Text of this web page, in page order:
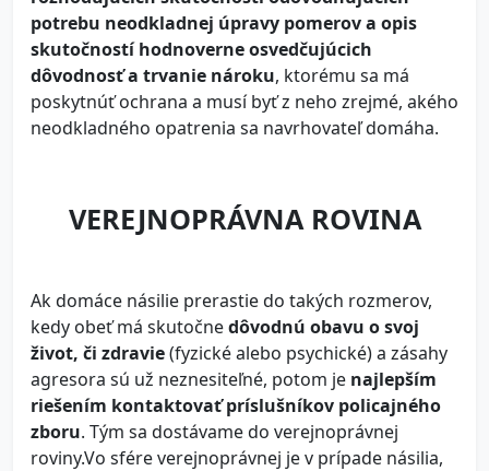
potrebu neodkladnej úpravy pomerov a opis
skutočností hodnoverne osvedčujúcich
dôvodnosť a trvanie nároku, ktorému sa má
poskytnúť ochrana a musí byť z neho zrejmé, akého
neodkladného opatrenia sa navrhovateľ domáha.
VEREJNOPRÁVNA ROVINA
Ak domáce násilie prerastie do takých rozmerov,
kedy obeť má skutočnedôvodnú obavu o svoj
život, či zdravie(fyzické alebo psychické) a zásahy
agresora sú už neznesiteľné, potom je najlepším
riešením kontaktovať príslušníkov policajného
zboru. Tým sa dostávame do verejnoprávnej
roviny.Vo sfére verejnoprávnej je v prípade násilia,